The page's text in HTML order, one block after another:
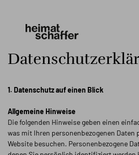
1. Datenschutz auf einen Blick
Allgemeine Hinweise
Die folgenden Hinweise geben einen
was mit Ihren personenbezogenen Daten
Website besuchen. Personenbezogene